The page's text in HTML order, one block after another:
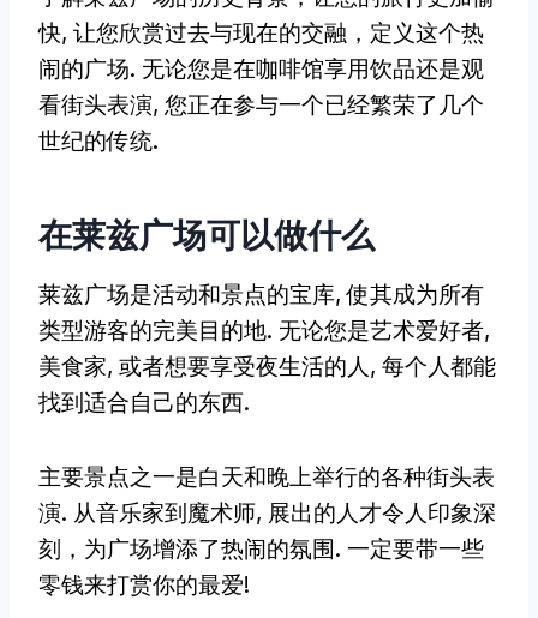
快, 让您欣赏过去与现在的交融，定义这个热
闹的广场. 无论您是在咖啡馆享用饮品还是观
看街头表演, 您正在参与一个已经繁荣了几个
世纪的传统.
在莱兹广场可以做什么
莱兹广场是活动和景点的宝库, 使其成为所有
类型游客的完美目的地. 无论您是艺术爱好者,
美食家, 或者想要享受夜生活的人, 每个人都能
找到适合自己的东西.
主要景点之一是白天和晚上举行的各种街头表
演. 从音乐家到魔术师, 展出的人才令人印象深
刻，为广场增添了热闹的氛围. 一定要带一些
零钱来打赏你的最爱!